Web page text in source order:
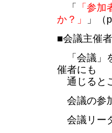
「
「参
か？」
」（
■会議主催
「会議」
催者にも
通じると
会議の参
会議リー